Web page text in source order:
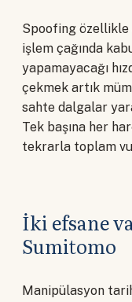
Spoofing
işlem çağında
yapamayacağı
çekmek artık
sahte dalgalar
Tek başına her
tekrarla toplam
İki efsane
Sumitomo
Manipülasyon